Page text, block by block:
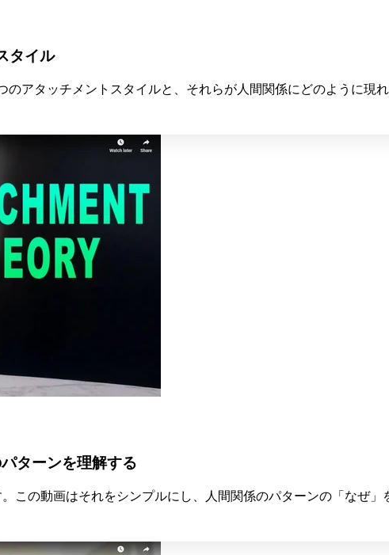
タイル
アタッチメントスタイルと、それらが人間関係にどのように現
ターンを理解する
この動画はそれをシンプルにし、人間関係のパターンの「なぜ」